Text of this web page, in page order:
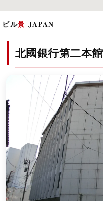
ビル景 JAPAN
北國銀行第二本館